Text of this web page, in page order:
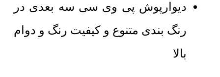
دیوارپوش پی وی سی سه بعدی در
رنگ بندی متنوع و کیفیت رنگ و دوام
بالا